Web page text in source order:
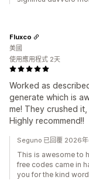
Worked as
generate which is
me! They crushed
Highly recommend!!
Fluxco
美國
使用應用程式 2天
Seguno 已回覆 2026
This is awesome to
free codes came in
you for the kind